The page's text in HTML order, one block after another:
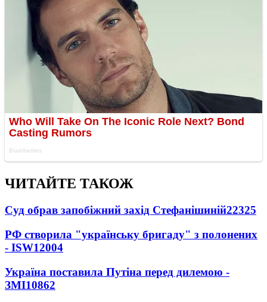
ЧИТАЙТЕ ТАКОЖ
Суд обрав запобіжний захід Стефанішиній22325
РФ створила "українську бригаду" з полонених
- ISW12004
Україна поставила Путіна перед дилемою -
ЗМІ10862